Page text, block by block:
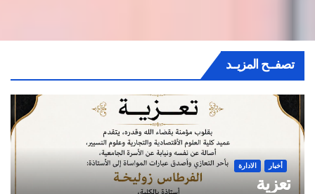
تصفــح المزيــد
أخبار الادارة
تعزية